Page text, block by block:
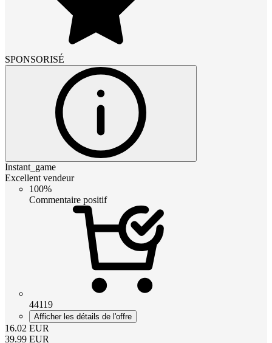
SPONSORISÉ
Instant_game
Excellent vendeur
100%
Commentaire positif
44119
Afficher les détails de l'offre
16.02 EUR
39.99 EUR